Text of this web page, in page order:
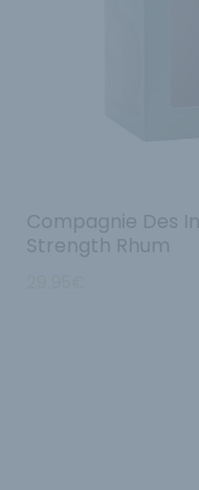
Compagnie Des
Strength Rhum